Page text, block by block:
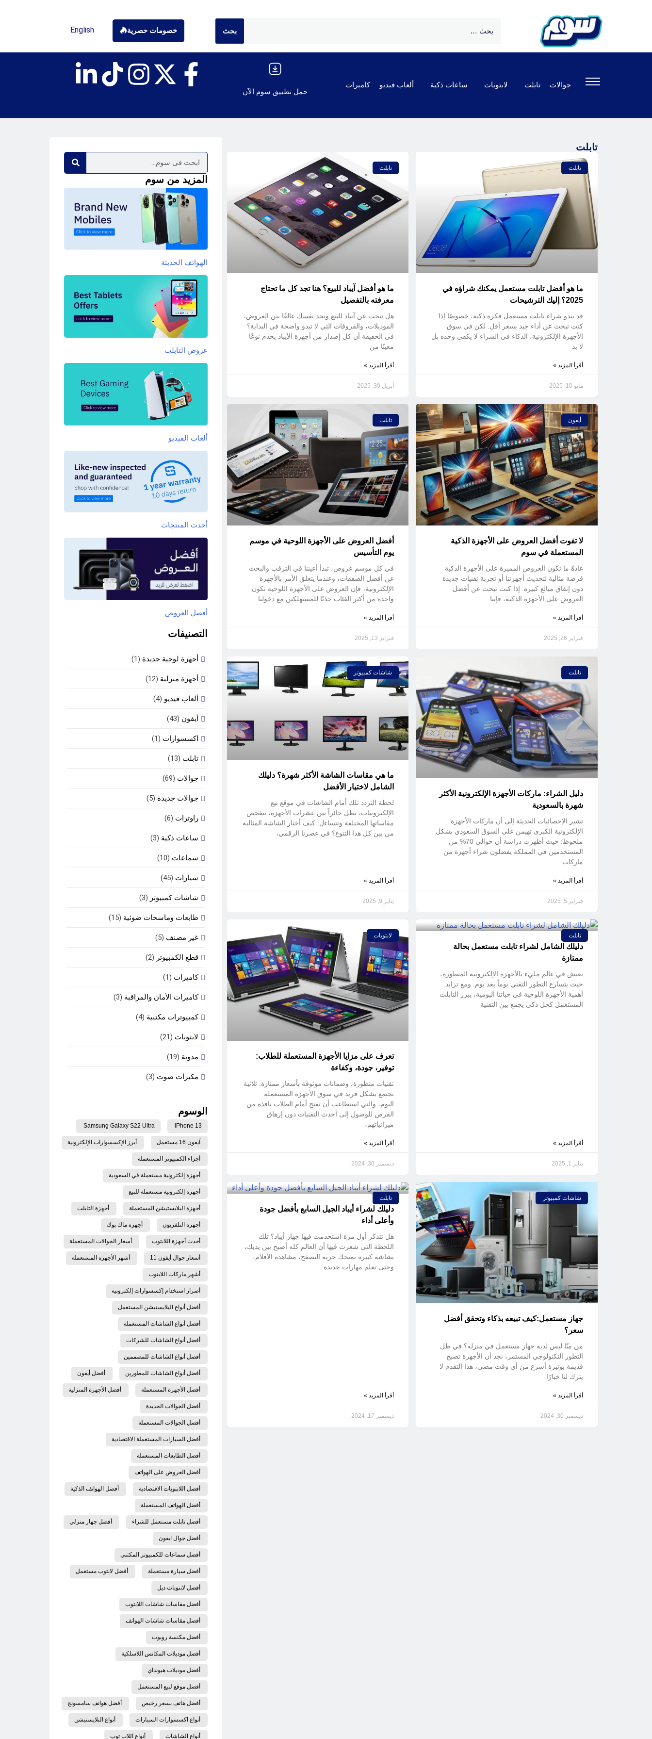
خصومات حصرية English
جوالات تابلت لابتوبات ساعات ذكية ألعاب فيديو
كاميرات
حمل تطبيق سوم الآن
تابلت
تابلت
ما هو أفضل تابلت مستعمل يمكنك شراؤه في
2025؟ إليك الترشيحات
قد يبدو شراء تابلت مستعمل فكرة ذكية، خصوصًا إذا
كنت تبحث عن أداء جيد بسعر أقل. لكن في سوق
الأجهزة الإلكترونية، الذكاء في الشراء لا يكفي وحده بل
لا بد
أقرأ المزيد »
مايو 10, 2025
تابلت
ما هو أفضل آيباد للبيع؟ هنا تجد كل ما تحتاج
معرفته بالتفصيل
هل تبحث عن آيباد للبيع وتجد نفسك عالقًا بين العروض،
الموديلات، والفروقات التي لا تبدو واضحة في البداية؟
في الحقيقة أن كل إصدار من أجهزة الآيباد يخدم نوعًا
معينًا من
أقرأ المزيد »
أبريل 30, 2025
أيفون
لا تفوت أفضل العروض على الأجهزة الذكية
المستعملة في سوم
عادةً ما تكون العروض المميزة على الأجهزة الذكية
فرصة مثالية لتحديث أجهزتنا أو تجربة تقنيات جديدة
دون إنفاق مبالغ كبيرة. إذا كنت تبحث عن أفضل
العروض على الأجهزة الذكية، فإننا
أقرأ المزيد »
فبراير 26, 2025
تابلت
أفضل العروض على الأجهزة اللوحية في موسم
يوم التأسيس
في كل موسم عروض، تبدأ أعيننا في الترقب والبحث
عن أفضل الصفقات، وعندما يتعلق الأمر بالأجهزة
الإلكترونية، فإن العروض على الأجهزة اللوحية تكون
واحدة من أكثر الفئات جذبًا للمستهلكين.مع دخولنا
أقرأ المزيد »
فبراير 13, 2025
تابلت
دليل الشراء: ماركات الأجهزة الإلكترونية الأكثر
شهرة بالسعودية
تشير الإحصائيات الحديثة إلى أن ماركات الأجهزة
الإلكترونية الكبرى تهيمن على السوق السعودي بشكل
ملحوظ؛ حيث أظهرت دراسة أن حوالي 70% من
المستخدمين في المملكة يفضلون شراء أجهزة من
ماركات
أقرأ المزيد »
فبراير 5, 2025
شاشات كمبيوتر
ما هي مقاسات الشاشة الأكثر شهرة؟ دليلك
الشامل لاختيار الأفضل
لحظة التردد تلك أمام الشاشات في موقع بيع
الإلكترونيات، تظل حائراً بين عشرات الأجهزة، تتفحص
مقاساتها المختلفة وتتساءل: كيف أختار الشاشة المثالية
من بين كل هذا التنوع؟ في عصرنا الرقمي،
أقرأ المزيد »
يناير 9, 2025
تابلت
دليلك الشامل لشراء تابلت مستعمل بحالة
ممتازة
نعيش في عالم مليء بالأجهزة الإلكترونية المتطورة،
حيث يتسارع التطور التقني يوماً بعد يوم. ومع تزايد
أهمية الأجهزة اللوحية في حياتنا اليومية، يبرز التابلت
المستعمل كحل ذكي يجمع بين التقنية
أقرأ المزيد »
يناير 1, 2025
لابتوبات
تعرف على مزايا الأجهزة المستعملة للطلاب:
توفير، جودة، وكفاءة
تقنيات متطورة، وضمانات موثوقة بأسعار ممتازة. ثلاثية
تجتمع بشكل فريد في سوق الأجهزة المستعملة
اليوم، والتي استطاعت أن تفتح أمام الطلاب نافذة من
الفرص للوصول إلى أحدث التقنيات دون إرهاق
ميزانياتهم،
أقرأ المزيد »
ديسمبر 30, 2024
شاشات كمبيوتر
جهاز مستعمل:كيف تبيعه بذكاء وتحقق أفضل
سعر؟
من منّا ليس لديه جهاز مستعمل في منزله؟ في ظل
التطور التكنولوجي المستمر، نجد أن الأجهزة تصبح
قديمة بوتيرة أسرع من أي وقت مضى، هذا التقدم لا
يترك لنا خيارًا
أقرأ المزيد »
ديسمبر 30, 2024
تابلت
دليلك لشراء أيباد الجيل السابع بأفضل جودة
وأعلى أداء
هل تتذكر أول مرة استخدمت فيها جهاز أيباد؟ تلك
اللحظة التي شعرت فيها أن العالم كله أصبح بين يديك،
بشاشة كبيرة تمنحك حرية التصفح، مشاهدة الأفلام،
وحتى تعلم مهارات جديدة
أقرأ المزيد »
ديسمبر 17, 2024
المزيد من سوم
الهواتف الحديثة
عروض التابلت
ألعاب الفيديو
أحدث المنتجات
أفضل العروض
التصنيفات
أجهزة لوحية جديدة (1)
أجهزة منزلية (12)
ألعاب فيديو (4)
أيفون (43)
اكسسوارات (1)
تابلت (13)
جوالات (69)
جوالات جديدة (5)
راوترات (6)
ساعات ذكية (3)
سماعات (10)
سيارات (45)
شاشات كمبيوتر (3)
طابعات وماسحات ضوئية (15)
غير مصنف (5)
قطع الكمبيوتر (2)
كاميرات (1)
كاميرات الأمان والمراقبة (3)
كمبيوترات مكتبية (4)
لابتوبات (21)
مدونة (19)
مكبرات صوت (3)
الوسوم
iPhone 13
Samsung Galaxy S22 Ultra
آيفون 16 مستعمل أبرز الإكسسوارات الإلكترونية
أجزاء الكمبيوتر المستعملة
أجهزة إلكترونية مستعملة في السعودية
أجهزة إلكترونية مستعملة للبيع
أجهزة البلايستيشن المستعملة أجهزة التابلت
أجهزة التلفزيون أجهزة ماك بوك
أحدث أجهزة اللابتوب أسعار الجوالات المستعملة
أسعار جوال أيفون 11 أشهر الأجهزة المستعملة
أشهر ماركات اللابتوب
أضرار استخدام إكسسوارات إلكترونية
أفضل أنواع البلايستيشن المستعمل
أفضل أنواع الشاشات المستعملة
أفضل أنواع الشاشات للشركات
أفضل أنواع الشاشات للمصممين
أفضل أنواع الشاشات للمطورين أفضل أيفون
أفضل الأجهزة المستعملة أفضل الأجهزة المنزلية
أفضل الجوالات الجديدة
أفضل الجوالات المستعملة
أفضل السيارات المستعملة الاقتصادية
أفضل الطابعات المستعملة
أفضل العروض على الهواتف
أفضل اللابتوبات الاقتصادية أفضل الهواتف الذكية
أفضل الهواتف المستعملة
أفضل تابلت مستعمل للشراء أفضل جهاز منزلي
أفضل جوال ايفون
أفضل سماعات للكمبيوتر المكتبي
أفضل سيارة مستعملة أفضل لابتوب مستعمل
أفضل لابتوبات ديل
أفضل مقاسات شاشات اللابتوب
أفضل مقاسات شاشات الهواتف
أفضل مكنسة روبوت
أفضل موديلات المكانس اللاسلكية
أفضل موديلات هيونداي
أفضل موقع لبيع المستعمل
أفضل هاتف بسعر رخيص أفضل هواتف سامسونج
أنواع اكسسوارات السيارات أنواع البلايستيشن
أنواع الشاشات أنواع اللاب توب